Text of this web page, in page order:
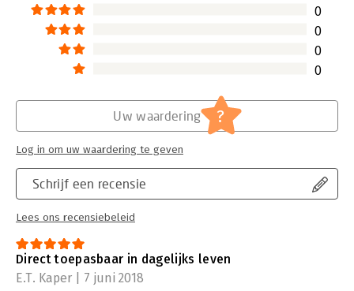
0
0
0
0
Schrijf een recensie
Lees ons recensiebeleid
Uw waardering ?
Log in om uw waardering te geven
Direct toepasbaar in dagelijks leven
E.T. Kaper | 7 juni 2018